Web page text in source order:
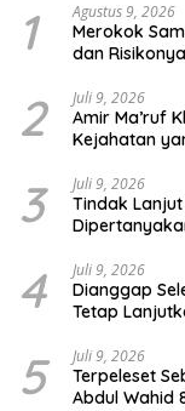
1 Agustus 9, 2026
Merokok
dan
2 Juli 9, 2026
Amir Ma’ruf
Kejahatan
3 Juli 9, 2026
Tindak
4 Juli 9, 2026
Dianggap
Tetap
5 Juli 9, 2026
Terpeleset
Abdul Wahid